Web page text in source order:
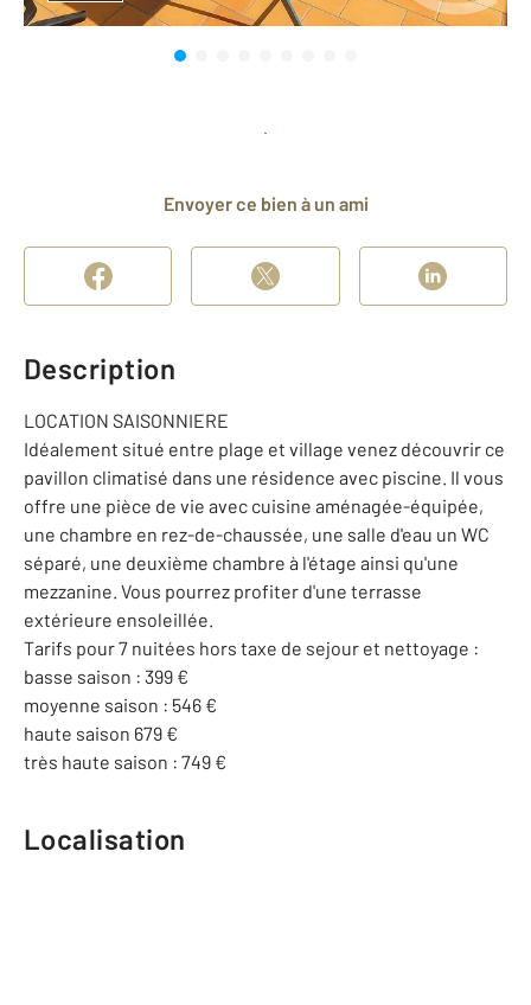
Envoyer ce bien à un ami
Description
LOCATION SAISONNIERE
Idéalement situé entre plage et village venez découvrir ce
pavillon climatisé dans une résidence avec piscine. Il vous
offre une pièce de vie avec cuisine aménagée-équipée,
une chambre en rez-de-chaussée, une salle d'eau un WC
séparé, une deuxième chambre à l'étage ainsi qu'une
mezzanine. Vous pourrez profiter d'une terrasse
extérieure ensoleillée.
Tarifs pour 7 nuitées hors taxe de sejour et nettoyage :
basse saison : 399 €
moyenne saison : 546 €
haute saison 679 €
très haute saison : 749 €
Localisation